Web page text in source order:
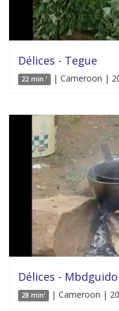
Délices - Tegue
22 min ' | Cameroon |
Délices - Mbdguido
28 min' | Cameroon |